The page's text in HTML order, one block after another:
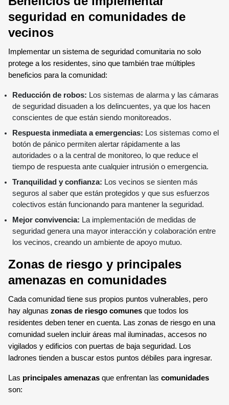
seguridad en comunidades de
vecinos
Implementar un sistema de seguridad comunitaria no solo
protege a los residentes, sino que también trae múltiples
beneficios para la comunidad:
Reducción de robos: Los sistemas de alarma y las cámaras
de seguridad disuaden a los delincuentes, ya que los hacen
conscientes de que están siendo monitoreados.
Respuesta inmediata a emergencias: Los sistemas como el
botón de pánico permiten alertar rápidamente a las
autoridades o a la central de monitoreo, lo que reduce el
tiempo de respuesta ante cualquier intrusión o emergencia.
Tranquilidad y confianza: Los vecinos se sienten más
seguros al saber que están protegidos y que sus esfuerzos
colectivos están funcionando para mantener la seguridad.
Mejor convivencia: La implementación de medidas de
seguridad genera una mayor interacción y colaboración entre
los vecinos, creando un ambiente de apoyo mutuo.
Zonas de riesgo y principales
amenazas en comunidades
Cada comunidad tiene sus propios puntos vulnerables, pero
hay algunas zonas de riesgo comunes que todos los
residentes deben tener en cuenta. Las zonas de riesgo en una
comunidad suelen incluir áreas mal iluminadas, accesos no
vigilados y edificios con puertas de baja seguridad. Los
ladrones tienden a buscar estos puntos débiles para ingresar.
Las principales amenazas que enfrentan las comunidades
son: